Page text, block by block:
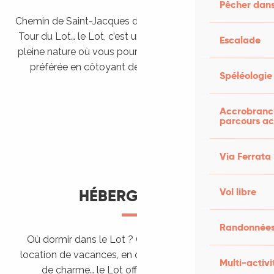
Pêcher
Escalade
Spéléologie
parcours
Via Ferrata
Vol libre
Multi-
Chemin de Saint-Jacques de Compostelle, Véloroutes,
Tour du Lot… le Lot, c’est une véritable destination de
pleine nature où vous pourrez pratiquer votre activité
préférée en côtoyant des paysages grandioses.
HÉBERGEMENTS
Où dormir dans le Lot ? Chez l’habitant, dans une
location de vacances, en camping, ou dans un hôtel
de charme… le Lot offre des hébergements